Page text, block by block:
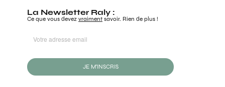
La Newsletter Raly :
Ce que vous devez vraiment savoir. Rien de plus !
JE M'INSCRIS